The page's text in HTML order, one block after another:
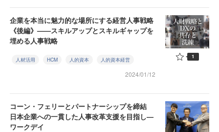
企業を本当に魅力的な場所にする経営人事戦略
《後編》——スキルアップとスキルギャップを
埋める人事戦略
人材活用 HCM 人的資本 人的資本経営
2024/01/12
1
コーン・フェリーとパートナーシップを締結
日本企業への一貫した人事改革支援を目指し—
ワークデイ